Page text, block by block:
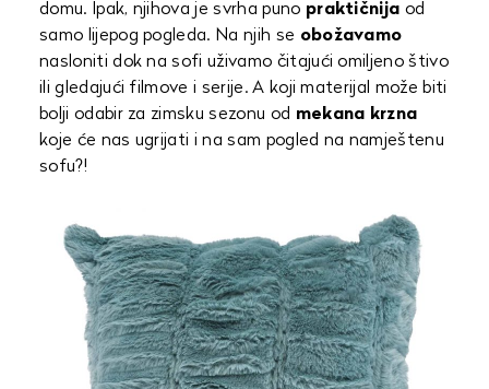
domu. Ipak, njihova je svrha puno praktičnija od
samo lijepog pogleda. Na njih se obožavamo
nasloniti dok na sofi uživamo čitajući omiljeno štivo
ili gledajući filmove i serije. A koji materijal može biti
bolji odabir za zimsku sezonu od mekana krzna
koje će nas ugrijati i na sam pogled na namještenu
sofu?!